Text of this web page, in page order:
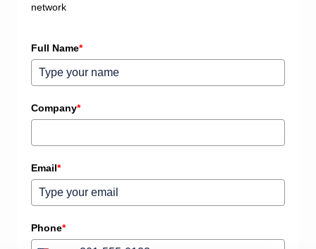
network
Full Name*
Company*
Email*
Phone*